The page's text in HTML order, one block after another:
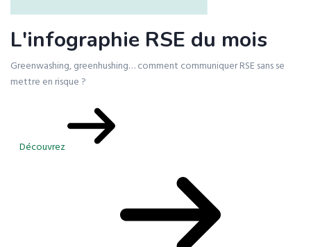
L'infographie RSE du mois
Greenwashing, greenhushing… comment communiquer RSE sans se
mettre en risque ?
Découvrez